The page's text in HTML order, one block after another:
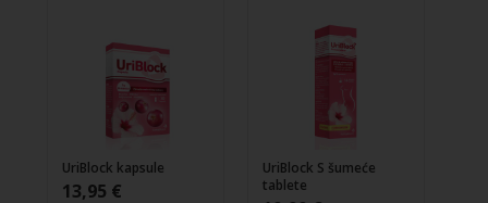
UriBlock kapsule
13,95 €
UriBlock S šumeće
tablete